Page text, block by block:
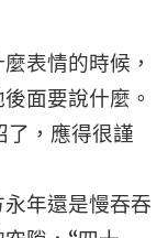
表情的時候，
面要說什麼。
了，應得很謹
年還是慢吞吞